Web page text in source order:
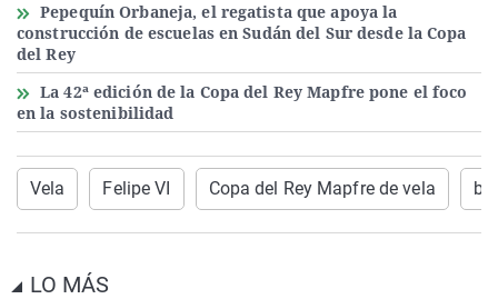
Pepequín Orbaneja, el regatista que apoya la
construcción de escuelas en Sudán del Sur desde la Copa
del Rey
La 42ª edición de la Copa del Rey Mapfre pone el foco
en la sostenibilidad
Vela Felipe VI Copa del Rey Mapfre de vela
LO MÁS